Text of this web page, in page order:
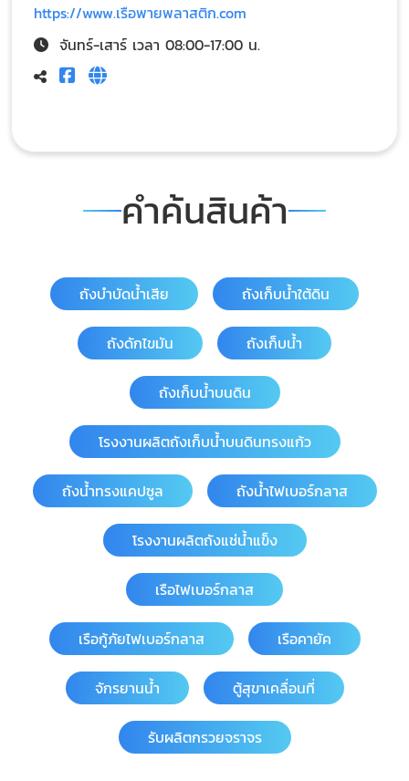
https://www.เรือพายพลาสติก.com
จันทร์-เสาร์ เวลา 08:00-17:00 น.
คำค้นสินค้า
ถังบำบัดน้ำเสีย ถังเก็บน้ำใต้ดิน
ถังดักไขมัน ถังเก็บน้ำ
ถังเก็บน้ำบนดิน
โรงงานผลิตถังเก็บน้ำบนดินทรงแก้ว
ถังน้ำทรงแคปซูล ถังน้ำไฟเบอร์กลาส
โรงงานผลิตถังแช่น้ำแข็ง
เรือไฟเบอร์กลาส
เรือกู้ภัยไฟเบอร์กลาส เรือคายัค
จักรยานน้ำ ตู้สุขาเคลื่อนที่
รับผลิตกรวยจราจร